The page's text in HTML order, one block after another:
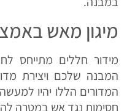
מיגון מאש
מידור חללים מתייחס
המבנה שלכם ויצירת
המדורים הללו יהיו
חסימות נגד אש במטרה